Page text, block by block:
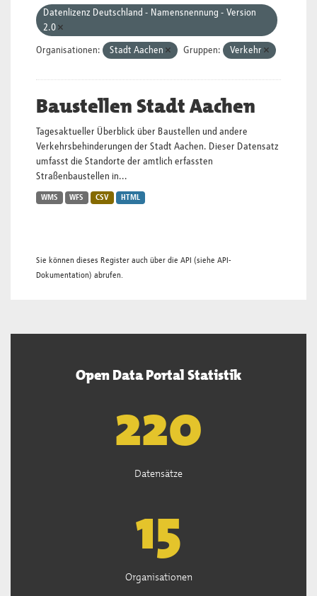
Datenlizenz Deutschland - Namensnennung - Version
2.0
Organisationen: Stadt Aachen Gruppen: Verkehr
Baustellen Stadt Aachen
Tagesaktueller Überblick über Baustellen und andere
Verkehrsbehinderungen der Stadt Aachen. Dieser Datensatz
umfasst die Standorte der amtlich erfassten
Straßenbaustellen in...
WMS WFS CSV HTML
Sie können dieses Register auch über die API (siehe API-
Dokumentation) abrufen.
Open Data Portal Statistik
222
Datensätze
15
Organisationen